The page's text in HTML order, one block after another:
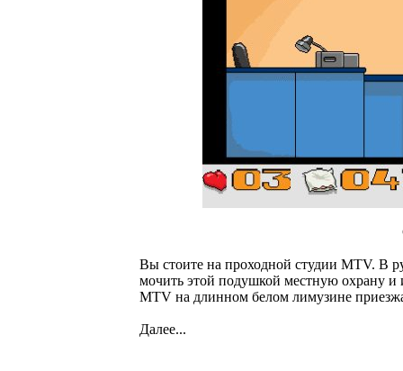
Вы стоите на проходной студии MTV. В
мочить этой подушкой местную охрану
MTV на длинном белом лимузине
Далее...